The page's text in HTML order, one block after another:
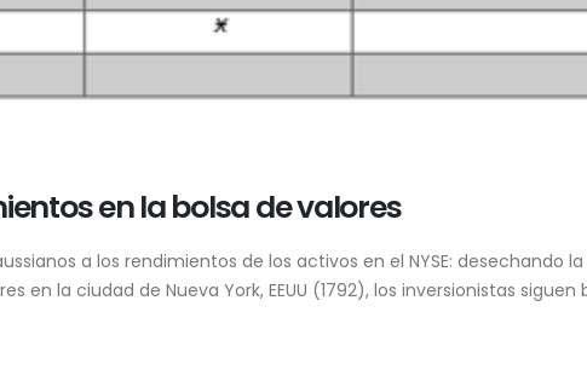
en la bolsa de valores
a los rendimientos de los activos en el NYSE: desechando
en la ciudad de Nueva York, EEUU (1792), los inversionistas